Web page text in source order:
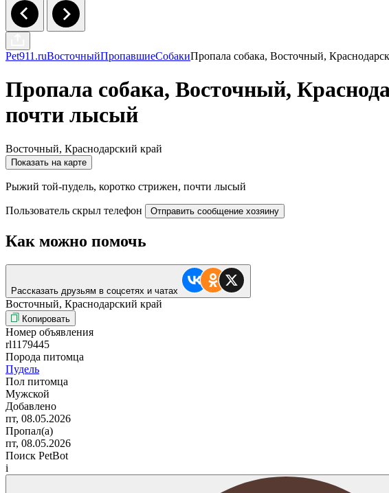
Pet911.ruВосточныйПропавшиеСобакиПропала собака, Восточный,
Пропала собака, Восточный,
почти лысый
Восточный, Краснодарский край
Показать на карте
Рыжий той-пудель, коротко стрижен, почти лысый
Пользователь скрыл телефон Отправить сообщение хозяину
Как можно помочь
Рассказать друзьям в соцсетях и чатах
Восточный, Краснодарский край
Копировать
Номер объявления
rl1179445
Порода питомца
Пудель
Пол питомца
Мужской
Добавлено
пт, 08.05.2026
Пропал(а)
пт, 08.05.2026
Поиск PetBot
i